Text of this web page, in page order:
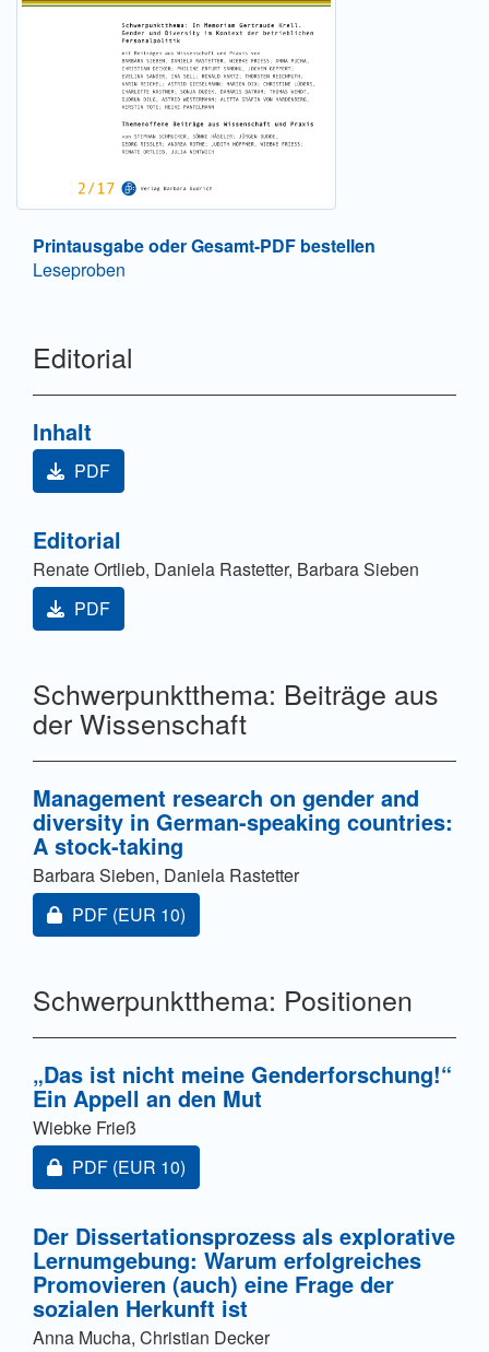
Printausgabe oder Gesamt-PDF bestellen
Leseproben
Editorial
Inhalt
PDF
Editorial
Renate Ortlieb, Daniela Rastetter, Barbara Sieben
PDF
Schwerpunktthema: Beiträge aus
der Wissenschaft
Management research on gender and
diversity in German-speaking countries:
A stock-taking
Barbara Sieben, Daniela Rastetter
Zugang für Abonnent/innen oder durch Zahlung einer
PDF (EUR 10)
Schwerpunktthema: Positionen
„Das ist nicht meine Genderforschung!“
Ein Appell an den Mut
Wiebke Frieß
Zugang für Abonnent/innen oder durch Zahlung einer
PDF (EUR 10)
Der Dissertationsprozess als explorative
Lernumgebung: Warum erfolgreiches
Promovieren (auch) eine Frage der
sozialen Herkunft ist
Anna Mucha, Christian Decker